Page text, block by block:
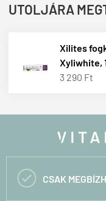
UTOLJÁRA
Xilites
Xyliwhite,
3 290 Ft
 CSAK